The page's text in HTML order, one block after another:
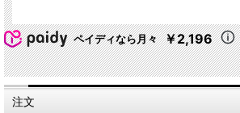
ペイディなら月々 ￥2,196
注文